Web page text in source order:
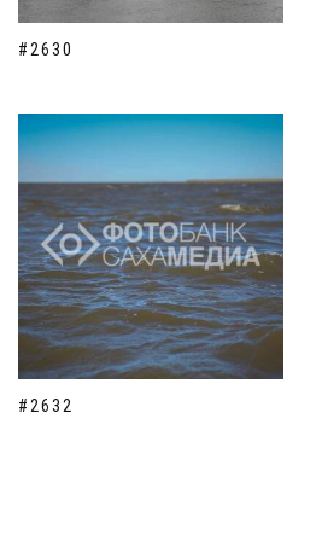
#2630
#2632